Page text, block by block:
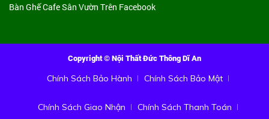
Bàn Ghế Cafe Sân Vườn Trên Facebook
Copyright © Nội Thất Đức Thông Dĩ An
Chính Sách Bảo Hành Chính Sách Bảo Mật
Chính Sách Giao Nhận Chính Sách Thanh Toán